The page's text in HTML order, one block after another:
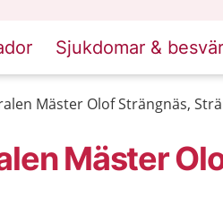
Sjukdomar & besvär
Mäster Olof Strängnäs,
Mäster